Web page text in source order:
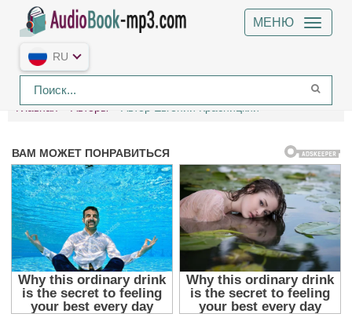
МЕНЮ
RU
Главная Авторы Автор Евгений Красницкий